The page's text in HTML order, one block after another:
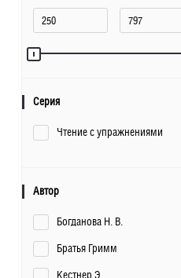
Серия
Чтение с упражнениями
Автор
Богданова Н. В.
Братья Гримм
Кестнер Э.